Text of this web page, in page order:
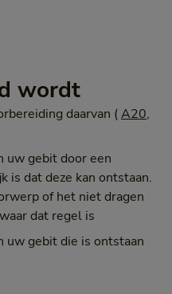
wordt
daarvan (A20,
uw gebit door een
is dat deze kan ontstaan.
of het niet dragen
dat regel is
uw gebit die is ontstaan